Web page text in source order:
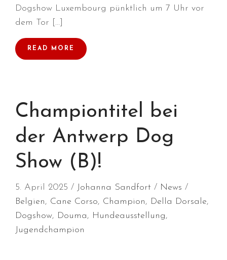
März 2024
Juni 2023
April 2023
März 2023
August 2022
Juli 2022
Juni 2022
Dogshow Luxembourg pünktlich um 7 Uhr vor
dem Tor […]
READ MORE
Championtitel bei
der Antwerp Dog
Show (B)!
5. April 2025 Johanna Sandfort
News
Belgien, Cane Corso, Champion, Della Dorsale,
Dogshow, Douma, Hundeausstellung,
Jugendchampion